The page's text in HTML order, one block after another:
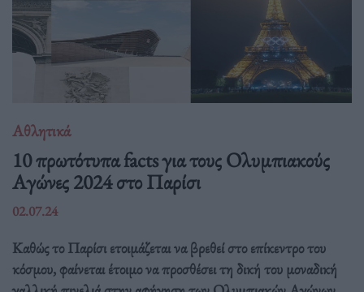
Αθλητικά
10 πρωτότυπα facts για τους Ολυμπιακούς
Αγώνες 2024 στο Παρίσι
02.07.24
Καθώς το Παρίσι ετοιμάζεται να βρεθεί στο επίκεντρο του
κόσμου, φαίνεται έτοιμο να προσθέσει τη δική του μοναδική